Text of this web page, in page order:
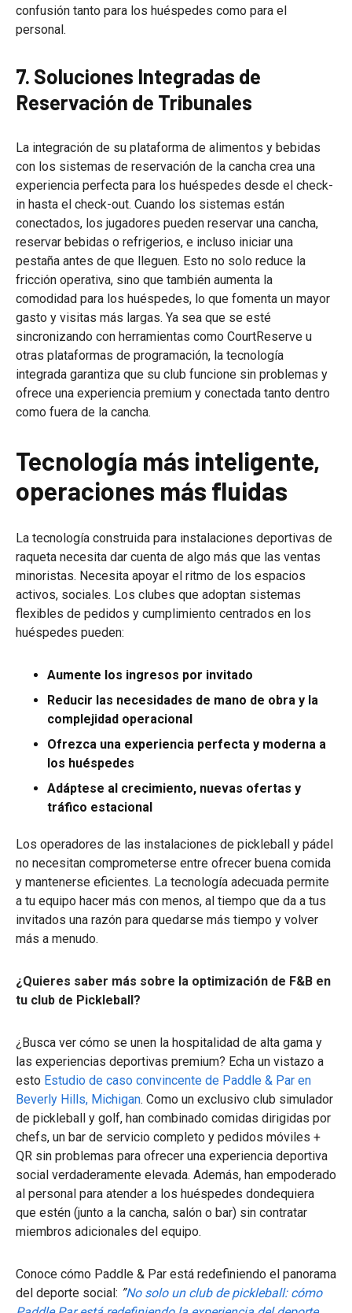
confusión tanto para los huéspedes como para el
personal.
7. Soluciones Integradas de
Reservación de Tribunales
La integración de su plataforma de alimentos y bebidas
con los sistemas de reservación de la cancha crea una
experiencia perfecta para los huéspedes desde el check-
in hasta el check-out. Cuando los sistemas están
conectados, los jugadores pueden reservar una cancha,
reservar bebidas o refrigerios, e incluso iniciar una
pestaña antes de que lleguen. Esto no solo reduce la
fricción operativa, sino que también aumenta la
comodidad para los huéspedes, lo que fomenta un mayor
gasto y visitas más largas. Ya sea que se esté
sincronizando con herramientas como CourtReserve u
otras plataformas de programación, la tecnología
integrada garantiza que su club funcione sin problemas y
ofrece una experiencia premium y conectada tanto dentro
como fuera de la cancha.
Tecnología más inteligente,
operaciones más fluidas
La tecnología construida para instalaciones deportivas de
raqueta necesita dar cuenta de algo más que las ventas
minoristas. Necesita apoyar el ritmo de los espacios
activos, sociales. Los clubes que adoptan sistemas
flexibles de pedidos y cumplimiento centrados en los
huéspedes pueden:
Aumente los ingresos por invitado
Reducir las necesidades de mano de obra y la
complejidad operacional
Ofrezca una experiencia perfecta y moderna a
los huéspedes
Adáptese al crecimiento, nuevas ofertas y
tráfico estacional
Los operadores de las instalaciones de pickleball y pádel
no necesitan comprometerse entre ofrecer buena comida
y mantenerse eficientes. La tecnología adecuada permite
a tu equipo hacer más con menos, al tiempo que da a tus
invitados una razón para quedarse más tiempo y volver
más a menudo.
¿Quieres saber más sobre la optimización de F&B en
tu club de Pickleball?
¿Busca ver cómo se unen la hospitalidad de alta gama y
las experiencias deportivas premium? Echa un vistazo a
esto Estudio de caso convincente de Paddle & Par en
Beverly Hills, Michigan. Como un exclusivo club simulador
de pickleball y golf, han combinado comidas dirigidas por
chefs, un bar de servicio completo y pedidos móviles +
QR sin problemas para ofrecer una experiencia deportiva
social verdaderamente elevada. Además, han empoderado
al personal para atender a los huéspedes dondequiera
que estén (junto a la cancha, salón o bar) sin contratar
miembros adicionales del equipo.
Conoce cómo Paddle & Par está redefiniendo el panorama
del deporte social: ”No solo un club de pickleball: cómo